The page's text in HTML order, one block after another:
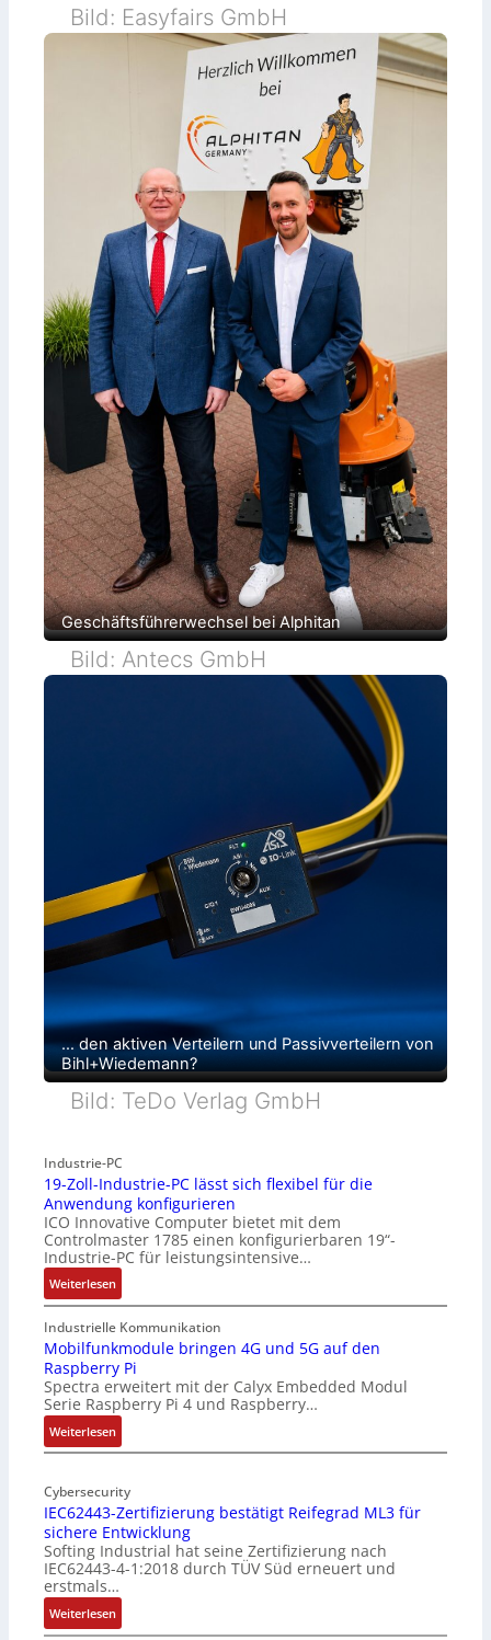
Bild: Easyfairs GmbH
Geschäftsführerwechsel bei Alphitan
Bild: Antecs GmbH
… den aktiven Verteilern und Passivverteilern von
Bihl+Wiedemann?
Bild: TeDo Verlag GmbH
Industrie-PC
19-Zoll-Industrie-PC lässt sich flexibel für die
Anwendung konfigurieren
ICO Innovative Computer bietet mit dem
Controlmaster 1785 einen konfigurierbaren 19“-
Industrie-PC für leistungsintensive…
Weiterlesen:
1
9
-
Z
o
l
l
-
n
d
u
s
t
r
i
e
Industrielle Kommunikation
Mobilfunkmodule bringen 4G und 5G auf den
Raspberry Pi
Spectra erweitert mit der Calyx Embedded Modul
Serie Raspberry Pi 4 und Raspberry…
Weiterlesen:
M
b
i
l
f
u
n
k
Cybersecurity
IEC62443-Zertifizierung bestätigt Reifegrad ML3 für
sichere Entwicklung
Softing Industrial hat seine Zertifizierung nach
IEC62443-4-1:2018 durch TÜV Süd erneuert und
erstmals…
Weiterlesen:
I